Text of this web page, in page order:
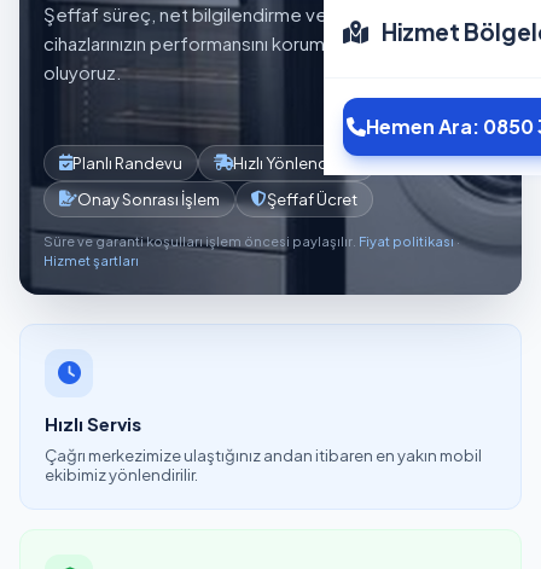
Hizmet
Hemen Ara: 0850
Şeffaf süreç, net bilgilendirme ve planlı servis akışıyla
cihazlarınızın performansını korumaya yardımcı
oluyoruz.
Planlı Randevu
Hızlı Yönlendirme
Onay Sonrası İşlem
Şeffaf Ücret
Süre ve garanti koşulları işlem öncesi paylaşılır. Fiyat politikası·
Hizmet şartları
Hızlı Servis
Çağrı merkezimize ulaştığınız andan itibaren en yakın mobil
ekibimiz yönlendirilir.